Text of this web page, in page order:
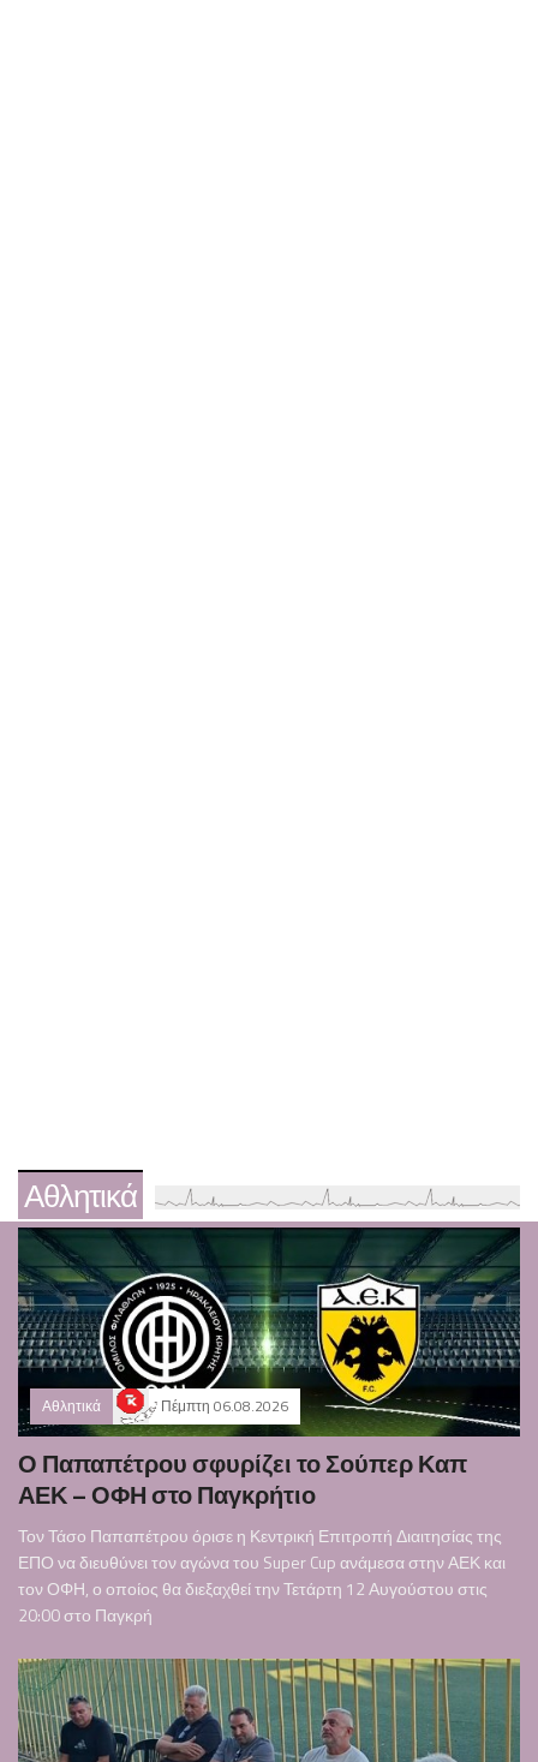
Αθλητικά
Αθλητικά Πέμπτη 06.08.2026
Ο Παπαπέτρου σφυρίζει το Σούπερ Καπ
ΑΕΚ – ΟΦΗ στο Παγκρήτιο
Τον Τάσο Παπαπέτρου όρισε η Κεντρική Επιτροπή Διαιτησίας της
ΕΠΟ να διευθύνει τον αγώνα του Super Cup ανάμεσα στην ΑΕΚ και
τον ΟΦΗ, ο οποίος θα διεξαχθεί την Τετάρτη 12 Αυγούστου στις
20:00 στο Παγκρή